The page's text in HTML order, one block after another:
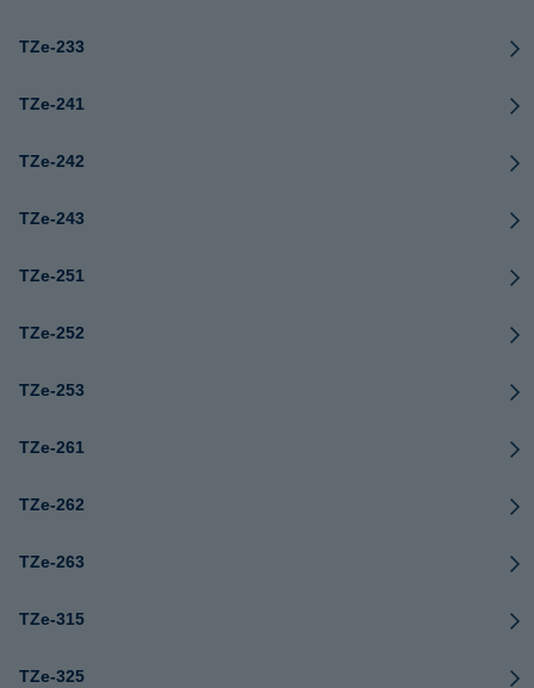
TZe-233
TZe-241
TZe-242
TZe-243
TZe-251
TZe-252
TZe-253
TZe-261
TZe-262
TZe-263
TZe-315
TZe-325